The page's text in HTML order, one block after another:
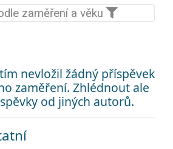
zaměření a věku
nevložil žádný příspěvek
zaměření. Zhlédnout ale
od jiných autorů.